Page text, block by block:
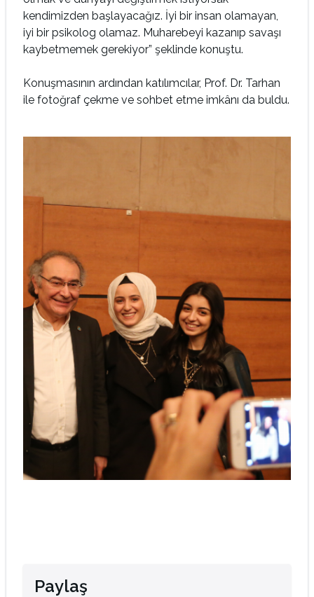
kendimizden başlayacağız. İyi bir insan olamayan,
iyi bir psikolog olamaz. Muharebeyi kazanıp savaşı
kaybetmemek gerekiyor” şeklinde konuştu.
Konuşmasının ardından katılımcılar, Prof. Dr. Tarhan
ile fotoğraf çekme ve sohbet etme imkânı da buldu.
Paylaş